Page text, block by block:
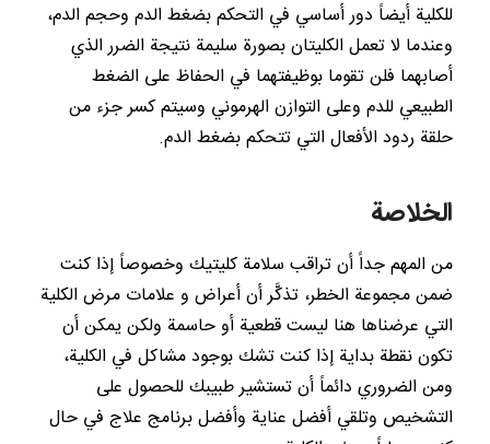
للكلية أيضاً دور أساسي في التحكم بضغط الدم وحجم الدم،
وعندما لا تعمل الكليتان بصورة سليمة نتيجة الضرر الذي
أصابهما فلن تقوما بوظيفتهما في الحفاظ على الضغط
الطبيعي للدم وعلى التوازن الهرموني وسيتم كسر جزء من
حلقة ردود الأفعال التي تتحكم بضغط الدم.
الخلاصة
من المهم جداً أن تراقب سلامة كليتيك وخصوصاً إذا كنت
ضمن مجموعة الخطر، تذكَّر أن أعراض و علامات مرض الكلية
التي عرضناها هنا ليست قطعية أو حاسمة ولكن يمكن أن
تكون نقطة بداية إذا كنت تشك بوجود مشاكل في الكلية،
ومن الضروري دائماً أن تستشير طبيبك للحصول على
التشخيص وتلقي أفضل عناية وأفضل برنامج علاج في حال